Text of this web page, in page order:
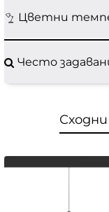
Цветни
Често